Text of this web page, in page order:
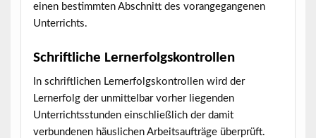
einen bestimmten Abschnitt des vorangegangenen
Unterrichts.
Schriftliche Lernerfolgskontrollen
In schriftlichen Lernerfolgskontrollen wird der
Lernerfolg der unmittelbar vorher liegenden
Unterrichtsstunden einschließlich der damit
verbundenen häuslichen Arbeitsaufträge überprüft.